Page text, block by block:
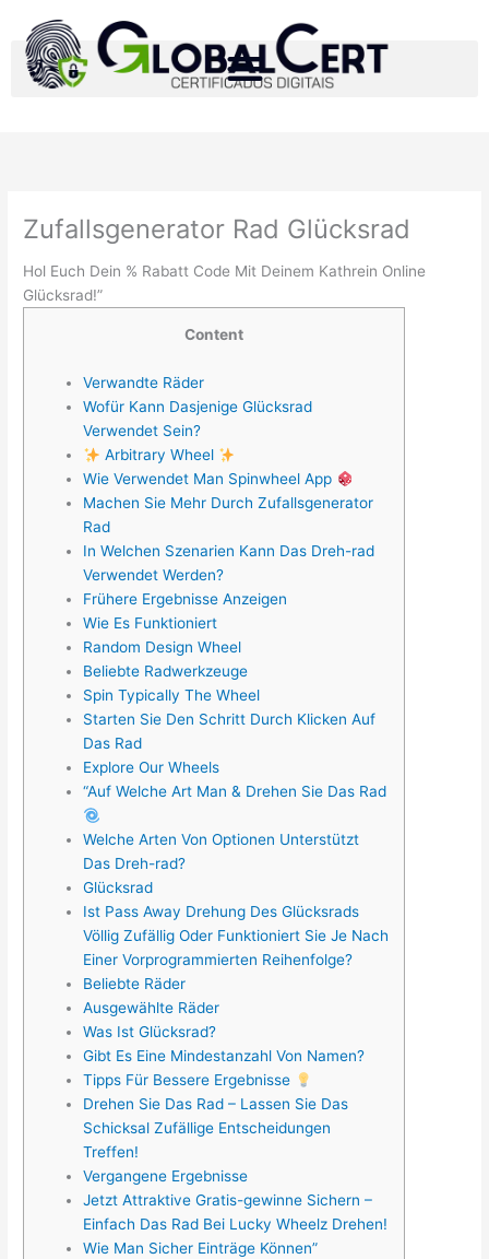
para
conteúdo
Zufallsgenerator Rad Glücksrad
Hol Euch Dein % Rabatt Code Mit Deinem Kathrein Online
Glücksrad!”
Content
Verwandte Räder
Wofür Kann Dasjenige Glücksrad
Verwendet Sein?
Arbitrary Wheel
Wie Verwendet Man Spinwheel App
Machen Sie Mehr Durch Zufallsgenerator
Rad
In Welchen Szenarien Kann Das Dreh-rad
Verwendet Werden?
Frühere Ergebnisse Anzeigen
Wie Es Funktioniert
Random Design Wheel
Beliebte Radwerkzeuge
Spin Typically The Wheel
Starten Sie Den Schritt Durch Klicken Auf
Das Rad
Explore Our Wheels
“Auf Welche Art Man & Drehen Sie Das Rad
Welche Arten Von Optionen Unterstützt
Das Dreh-rad?
Glücksrad
Ist Pass Away Drehung Des Glücksrads
Völlig Zufällig Oder Funktioniert Sie Je Nach
Einer Vorprogrammierten Reihenfolge?
Beliebte Räder
Ausgewählte Räder
Was Ist Glücksrad?
Gibt Es Eine Mindestanzahl Von Namen?
Tipps Für Bessere Ergebnisse
Drehen Sie Das Rad – Lassen Sie Das
Schicksal Zufällige Entscheidungen
Treffen!
Vergangene Ergebnisse
Jetzt Attraktive Gratis-gewinne Sichern –
Einfach Das Rad Bei Lucky Wheelz Drehen!
Wie Man Sicher Einträge Können”